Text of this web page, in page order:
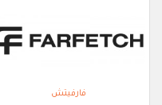
فارفيتش